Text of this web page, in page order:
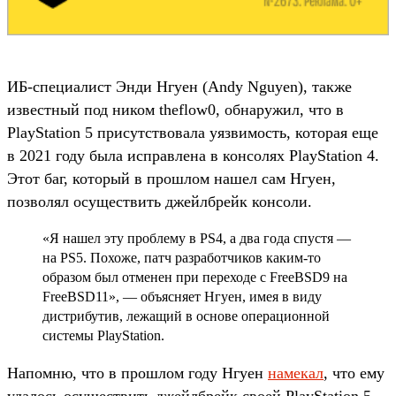
ИБ-специалист Энди Нгуен (Andy Nguyen), также
известный под ником theflow0, обнаружил, что в
PlayStation 5 присутствовала уязвимость, которая еще
в 2021 году была исправлена в консолях PlayStation 4.
Этот баг, который в прошлом нашел сам Нгуен,
позволял осуществить джейлбрейк консоли.
«Я нашел эту проблему в PS4, а два года спустя —
на PS5. Похоже, патч разработчиков каким-то
образом был отменен при переходе с FreeBSD9 на
FreeBSD11», — объясняет Нгуен, имея в виду
дистрибутив, лежащий в основе операционной
системы PlayStation.
Напомню, что в прошлом году Нгуен намекал, что ему